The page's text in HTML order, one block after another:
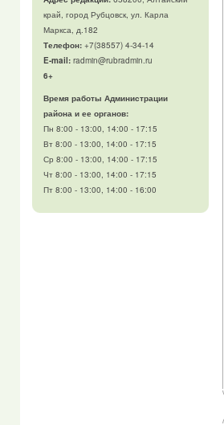
край, город Рубцовск, ул. Карла
Маркса, д.182
Телефон:+7(38557) 4-34-14
E-mail:radmin@rubradmin.ru
6+
Время работы Администрации
района и ее органов:
Пн 8:00 - 13:00, 14:00 - 17:15
Вт 8:00 - 13:00, 14:00 - 17:15
Ср 8:00 - 13:00, 14:00 - 17:15
Чт 8:00 - 13:00, 14:00 - 17:15
Пт 8:00 - 13:00, 14:00 - 16:00